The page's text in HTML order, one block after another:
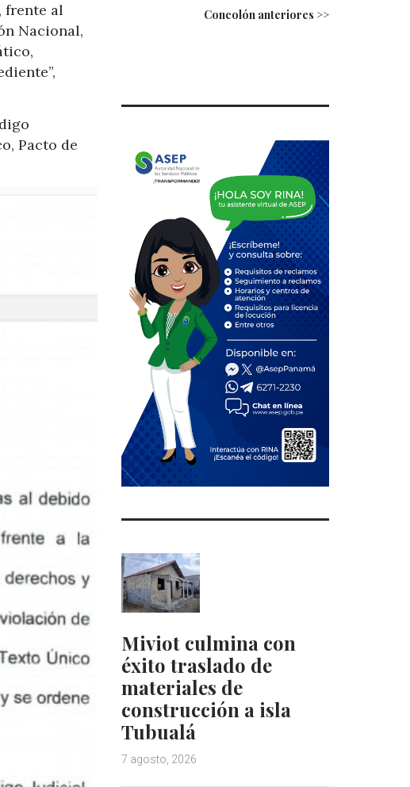
frente al
Nacional,
Pacto de
Concolón anteriores >>
Miviot culmina con
éxito traslado de
materiales de
construcción a isla
Tubualá
7 agosto, 2026